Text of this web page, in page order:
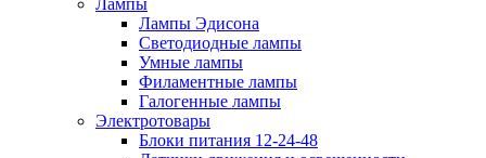
Лампы
Лампы Эдисона
Светодиодные лампы
Умные лампы
Филаментные лампы
Галогенные лампы
Электротовары
Блоки питания 12-24-48